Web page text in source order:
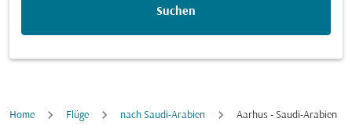
Suchen
Home Flüge nach Saudi-Arabien Aarhus - Saudi-Arabien